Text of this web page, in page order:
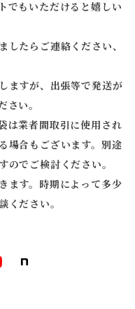
でもいただけると嬉しい
したらご連絡ください、
ますが、出張等で発送が
さい。
は業者間取引に使用され
場合もございます。別途
のでご検討ください。
ます。時期によって多少
ください。